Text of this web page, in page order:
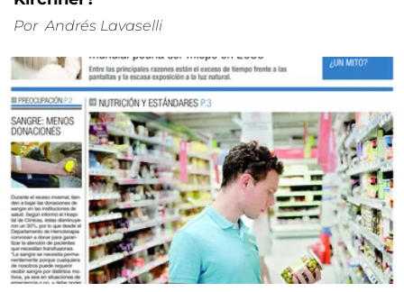
Por Andrés Lavaselli